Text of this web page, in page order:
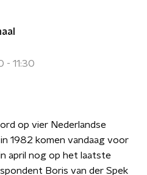
- 11:30
op vier Nederlandse
1982 komen vandaag voor
april nog op het laatste
Boris van der Spek